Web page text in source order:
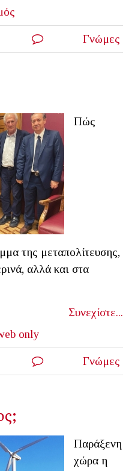
Γνώμες
Πώς
της μεταπολίτευσης,
αλλά και στα
Συνεχίστε...
only
Γνώμες
Παράξενη
χώρα η